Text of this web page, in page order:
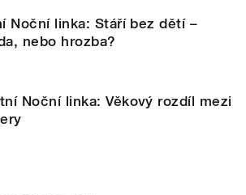
Noční linka: Stáří bez dětí –
nebo hrozba?
Noční linka: Věkový rozdíl mezi